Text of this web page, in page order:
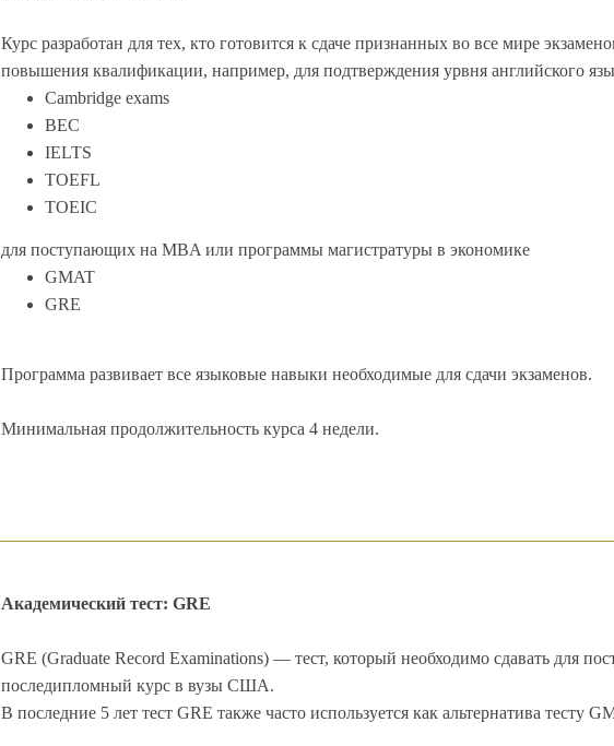
Курс разработан для тех, кто готовится к сдаче признанных во все мире
повышения квалификации, например, для подтверждения урвня английского
Cambridge exams
BEC
IELTS
TOEFL
TOEIC
для поступающих на MBA или программы магистратуры в экономике
GMAT
GRE
Программа развивает все языковые навыки необходимые для сдачи экзаменов.
Минимальная продолжительность курса 4 недели.
Академический тест: GRE
GRE (Graduate Record Examinations) — тест, который необходимо сдавать для
последипломный курс в вузы США.
В последние 5 лет тест GRE также часто используется как альтернатива